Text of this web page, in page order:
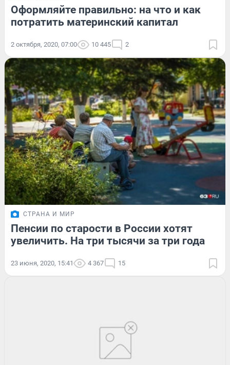
Оформляйте правильно: на что и как
потратить материнский капитал
2 октября, 2020, 07:00 10 445 2
СТРАНА И МИР
Пенсии по старости в России хотят
увеличить. На три тысячи за три года
23 июня, 2020, 15:41 4 367 15